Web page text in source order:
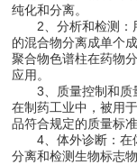
纯化和分离。
2、分析和检测：
的混合物分离成单个
聚合物色谱柱在药物
应用。
3、质量控制和质量
在制药工业中，被用
品符合规定的质量标
4、体外诊断：在
分离和检测生物标志